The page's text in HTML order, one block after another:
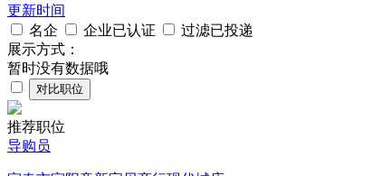
更新时间
名企
企业已认证
过滤已投递
展示方式：
暂时没有数据哦
对比职位
推荐职位
导购员